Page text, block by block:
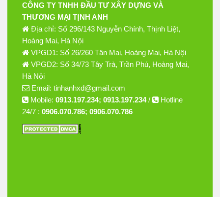
CÔNG TY TNHH ĐẦU TƯ XÂY DỰNG VÀ
THƯƠNG MẠI TỊNH ANH
Địa chỉ: Số 296/143 Nguyễn Chính, Thịnh Liệt,
Hoàng Mai, Hà Nội
VPGD1: Số 26/260 Tân Mai, Hoàng Mai, Hà Nội
VPGD2: Số 34/73 Tây Trà, Trần Phú, Hoàng Mai,
Hà Nội
Email: tinhanhxd@gmail.com
Mobile: 0913.197.234; 0913.197.234/
Hotline
24/7 : 0906.070.786; 0906.070.786